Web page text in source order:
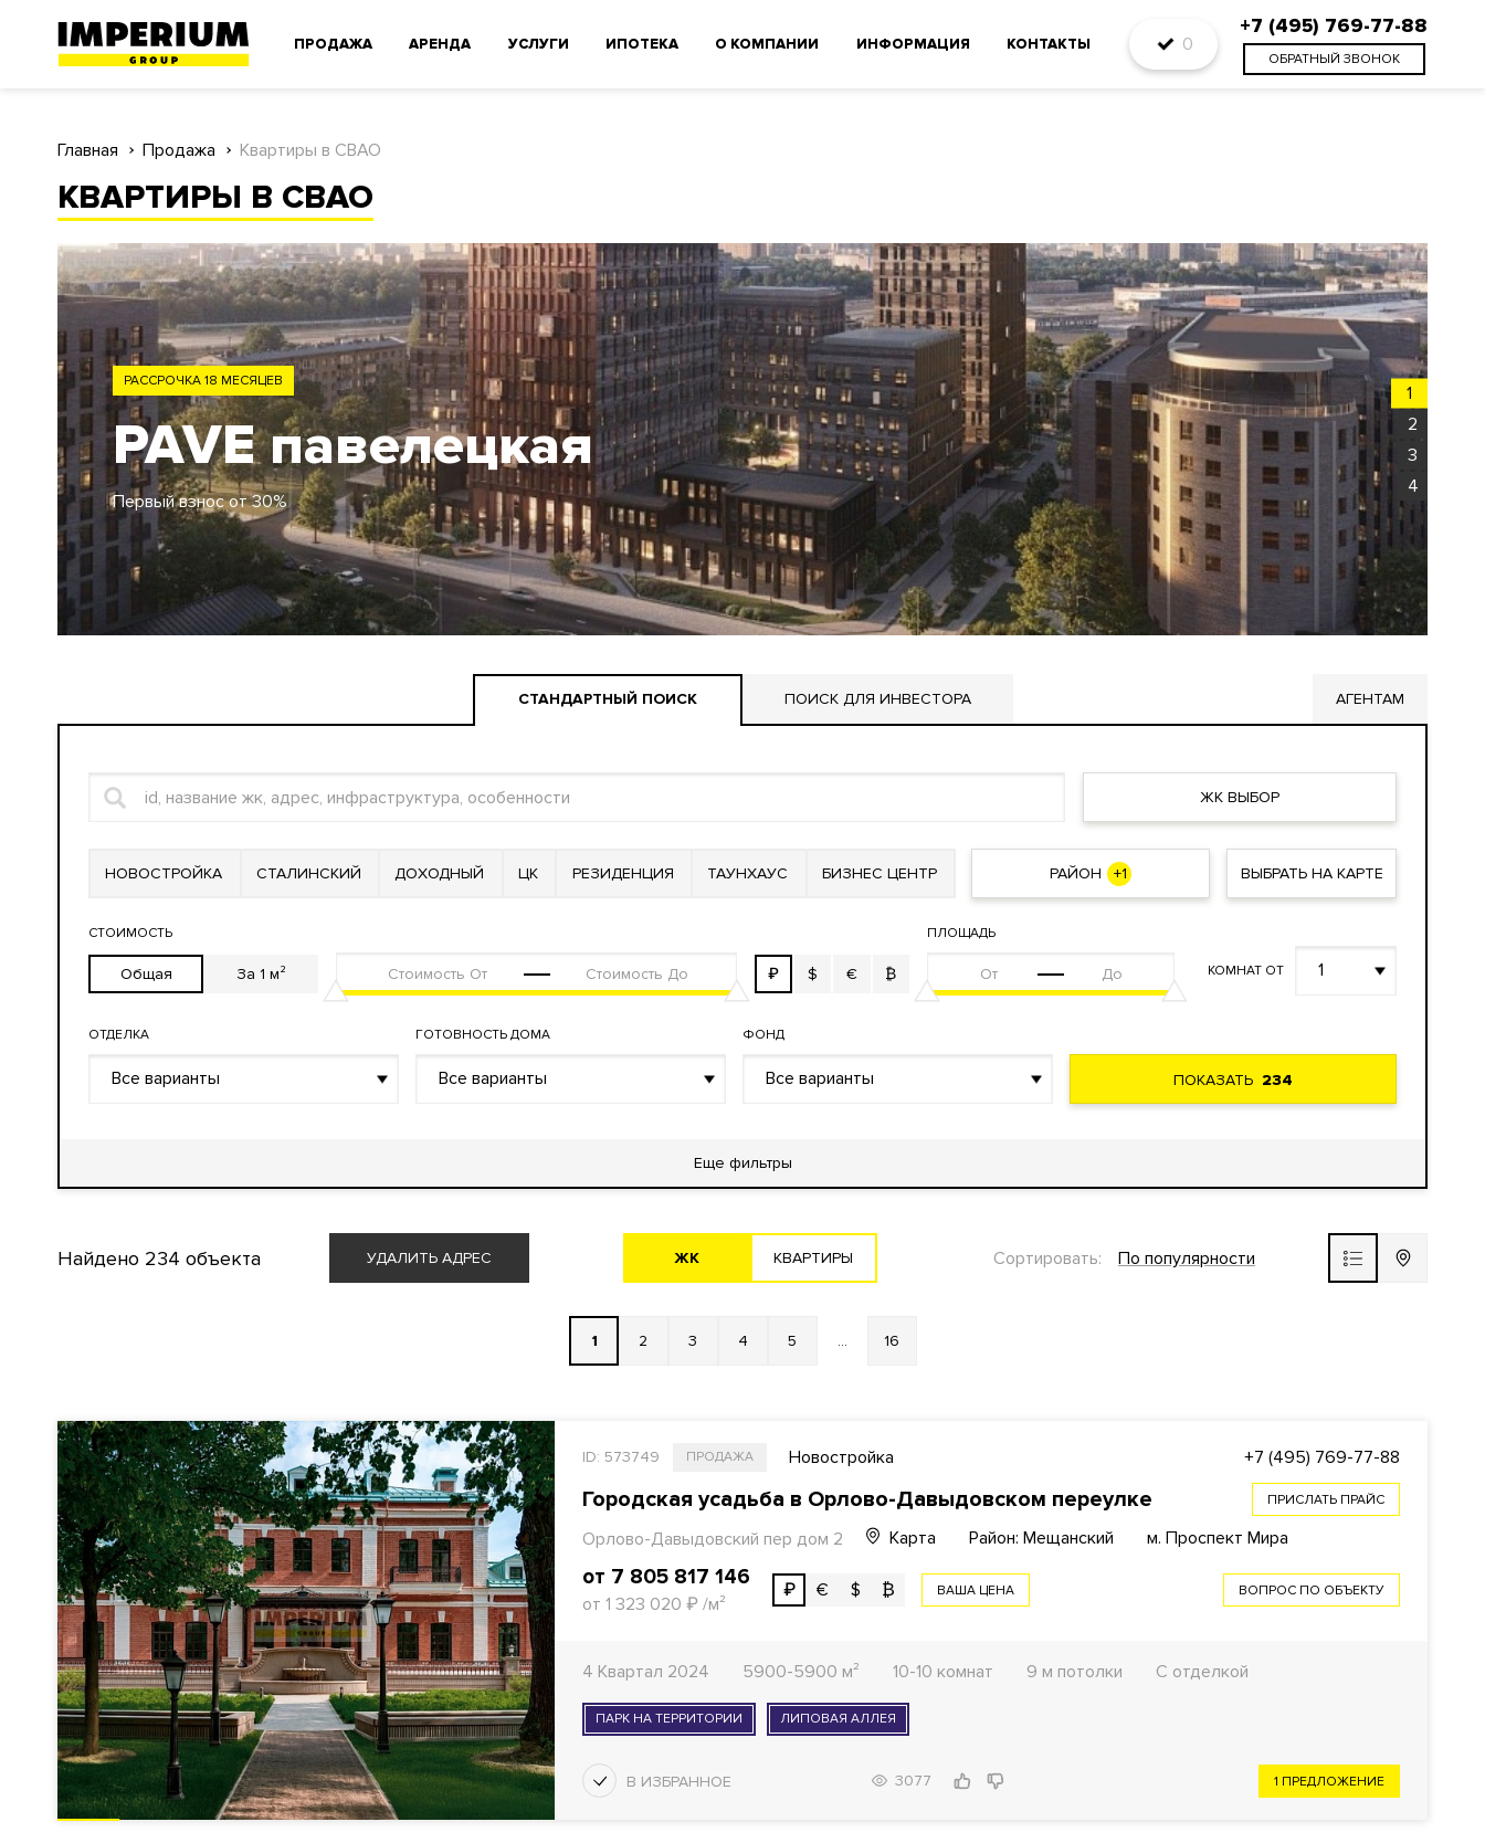
ПРОДАЖА АРЕНДА УСЛУГИ ИПОТЕКА О КОМПАНИИ ИНФОРМАЦИЯ КОНТАКТЫ 0
+7 (495) 769-77-88
ОБРАТНЫЙ ЗВОНОК
Главная Продажа Квартиры в СВАО
КВАРТИРЫ В СВАО
1
2
3
4
ЗАО
Родина Парк
Первый взнос от 30%
СТАНДАРТНЫЙ ПОИСК ПОИСК ДЛЯ ИНВЕСТОРА АГЕНТАМ
НОВОСТРОЙКА СТАЛИНСКИЙ ДОХОДНЫЙ ЦК РЕЗИДЕНЦИЯ ТАУНХАУС БИЗНЕС ЦЕНТР
ЖК ВЫБОР
РАЙОН +1 ВЫБРАТЬ НА КАРТЕ
СТОИМОСТЬ
Общая За 1 м² ₽ $ € ₿
ПЛОЩАДЬ
КОМНАТ ОТ 1
ОТДЕЛКА
Все варианты
ГОТОВНОСТЬ ДОМА
Все варианты
ФОНД
Все варианты ПОКАЗАТЬ 234
Еще фильтры
Найдено 234 объекта УДАЛИТЬ АДРЕС ЖK KВАРТИРЫ Сортировать: По популярности
1 2 3 4 5 ... 16
ID: 573749 ПРОДАЖА Новостройка +7 (495) 769-77-88
ПРИСЛАТЬ ПРАЙС
Городская усадьба в Орлово-Давыдовском переулке
Орлово-Давыдовский пер дом 2 Карта Район: Мещанский м. Проспект Мира
от 7 805 817 146
от 1 323 020₽ /м²
₽ € $ ₿ ВАША ЦЕНА ВОПРОС ПО ОБЪЕКТУ
4 Квартал 2024 5900-5900 м² 10-10 комнат 9 м потолки С отделкой
ПАРК НА ТЕРРИТОРИИ ЛИПОВАЯ АЛЛЕЯ
3077 1 ПРЕДЛОЖЕНИЕ